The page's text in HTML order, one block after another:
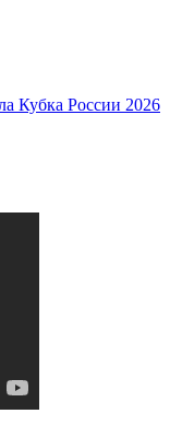
Кубка России 2026